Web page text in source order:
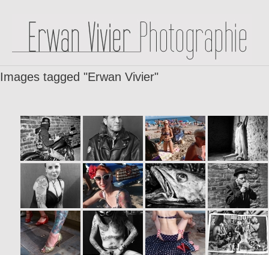
Images tagged "Erwan Vivier"